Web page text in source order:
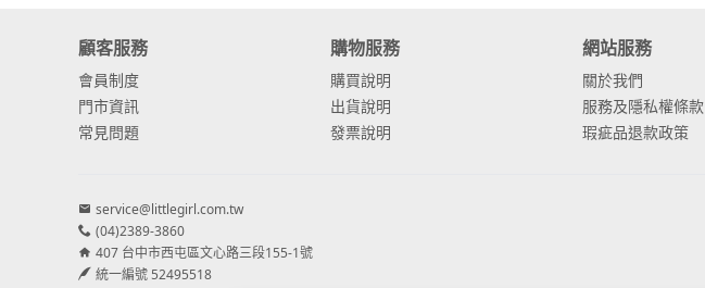
- 日本繡球花
- 重瓣繡球花
- 其他繡球花
- 滿天星⧸木滿天星
- 黑種草⧸東方黑種
顧客服務
會員制度
門市資訊
常見問題
購物服務
購買說明
出貨說明
發票說明
網站服務
關於我們
服務及隱私權條款
瑕疵品退款政策
service@littlegirl.com.tw
(04)2389-3860
407 台中市西屯區文心路三段155-1號
統一編號 52495518